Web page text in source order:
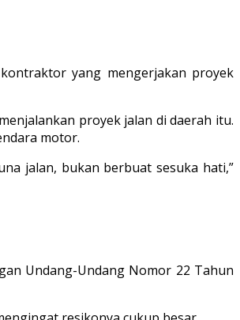
yang mengerjakan proyek
proyek jalan di daerah itu.
motor.
jalan, bukan berbuat sesuka hati,”
Undang-Undang Nomor 22 Tahun